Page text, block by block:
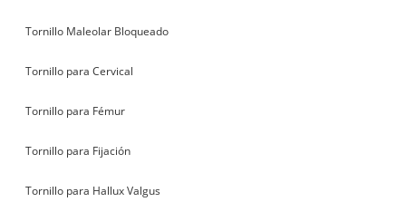
Tornillo Maleolar Bloqueado
Tornillo para Cervical
Tornillo para Fémur
Tornillo para Fijación
Tornillo para Hallux Valgus